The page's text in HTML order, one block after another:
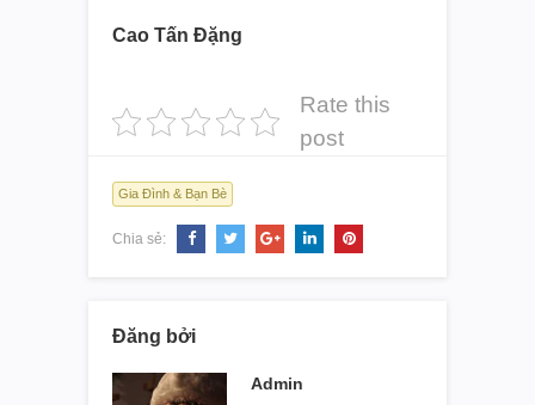
Cao Tấn Đặng
Rate this
post
Gia Đình & Bạn Bè
Chia sẻ:
Đăng bởi
Admin